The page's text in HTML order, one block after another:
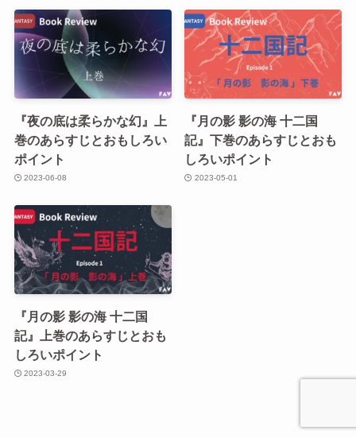
『夜の底は柔らかな幻』上
巻のあらすじとおもしろい
ポイント
2023-06-08
『月の影 影の海 十二国
記』下巻のあらすじとおも
しろいポイント
2023-05-01
『月の影 影の海 十二国
記』上巻のあらすじとおも
しろいポイント
2023-03-29